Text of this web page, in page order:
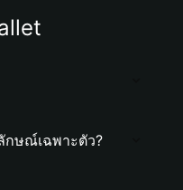
กษณ์เฉพาะตัว?